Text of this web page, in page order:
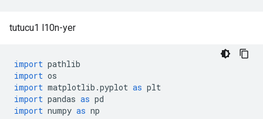
tutucu1 l10n-yer
import pathlib
import os
import matplotlib .pyplot as plt
import pandas as pd
import numpy as np